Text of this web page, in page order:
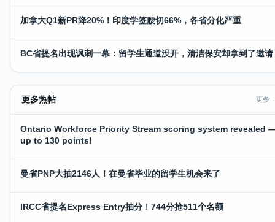
加拿大Q1新PR降20%！印度学签腰切66%，各省分化严重
BC省提名出现讽刺一幕：留学生通道没开，清洁保安却拿到了邀请
更多热帖 更多
Ontario Workforce Priority Stream scoring system revealed
up to 130 points!
曼省PNP大抽2146人！在曼省毕业的留学生机会来了
IRCC省提名Express Entry抽分！744分抢511个名额